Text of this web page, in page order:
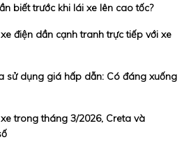
biết trước khi lái xe lên cao tốc?
điện dần cạnh tranh trực tiếp với xe
sử dụng giá hấp dẫn: Có đáng xuống
trong tháng 3/2026, Creta và